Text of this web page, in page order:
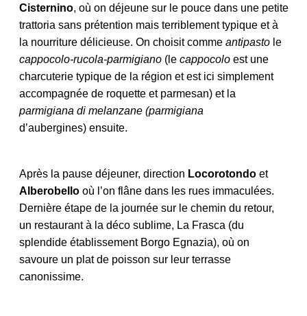
Cisternino, où on déjeune sur le pouce dans une petite
trattoria sans prétention mais terriblement typique et à
la nourriture délicieuse. On choisit comme antipastole
cappocolo-rucola-parmigiano(le cappocoloest une
charcuterie typique de la région et est ici simplement
accompagnée de roquette et parmesan) et la
parmigiana di melanzane (parmigiana
d’aubergines) ensuite.
Après la pause déjeuner, direction Locorotondoet
Alberobellooù l’on flâne dans les rues immaculées.
Dernière étape de la journée sur le chemin du retour,
un restaurant à la déco sublime, La Frasca (du
splendide établissement Borgo Egnazia), où on
savoure un plat de poisson sur leur terrasse
canonissime.